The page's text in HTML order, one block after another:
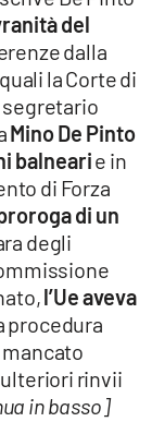
del
dalla
la Corte di
segretario
Mino De Pinto
balnearie in
di Forza
di un
degli
l’Ue aveva
procedura
mancato
rinvii
in basso]